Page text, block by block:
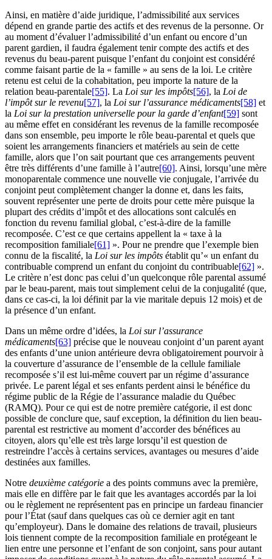
Ainsi, en matière d’aide juridique, l’admissibilité aux services
dépend en grande partie des actifs et des revenus de la personne. Or
au moment d’évaluer l’admissibilité d’un enfant ou encore d’un
parent gardien, il faudra également tenir compte des actifs et des
revenus du beau-parent puisque l’enfant du conjoint est considéré
comme faisant partie de la « famille » au sens de la loi. Le critère
retenu est celui de la cohabitation, peu importe la nature de la
relation beau-parentale[55]. La Loi sur les impôts[56], la Loi de
l’impôt sur le revenu[57], la Loi sur l’assurance médicaments[58] et
la Loi sur la prestation universelle pour la garde d’enfant[59] sont
au même effet en considérant les revenus de la famille recomposée
dans son ensemble, peu importe le rôle beau-parental et quels que
soient les arrangements financiers et matériels au sein de cette
famille, alors que l’on sait pourtant que ces arrangements peuvent
être très différents d’une famille à l’autre[60]. Ainsi, lorsqu’une mère
monoparentale commence une nouvelle vie conjugale, l’arrivée du
conjoint peut complètement changer la donne et, dans les faits,
souvent représenter une perte de droits pour cette mère puisque la
plupart des crédits d’impôt et des allocations sont calculés en
fonction du revenu familial global, c’est-à-dire de la famille
recomposée. C’est ce que certains appellent la « taxe à la
recomposition familiale[61] ». Pour ne prendre que l’exemple bien
connu de la fiscalité, la Loi sur les impôts établit qu’« un enfant du
contribuable comprend un enfant du conjoint du contribuable[62] ».
Le critère n’est donc pas celui d’un quelconque rôle parental assumé
par le beau-parent, mais tout simplement celui de la conjugalité (que,
dans ce cas-ci, la loi définit par la vie maritale depuis 12 mois) et de
la présence d’un enfant.
Dans un même ordre d’idées, la Loi sur l’assurance
médicaments[63] précise que le nouveau conjoint d’un parent ayant
des enfants d’une union antérieure devra obligatoirement pourvoir à
la couverture d’assurance de l’ensemble de la cellule familiale
recomposée s’il est lui-même couvert par un régime d’assurance
privée. Le parent légal et ses enfants perdent ainsi le bénéfice du
régime public de la Régie de l’assurance maladie du Québec
(RAMQ). Pour ce qui est de notre première catégorie, il est donc
possible de conclure que, sauf exception, la définition du lien beau-
parental est restrictive au moment d’accorder des bénéfices au
citoyen, alors qu’elle est très large lorsqu’il est question de
restreindre l’accès à certains services, avantages ou mesures d’aide
destinées aux familles.
Notre deuxième catégorie a des points communs avec la première,
mais elle en diffère par le fait que les avantages accordés par la loi
ou le règlement ne représentent pas en principe un fardeau financier
pour l’État (sauf dans quelques cas où ce dernier agit en tant
qu’employeur). Dans le domaine des relations de travail, plusieurs
lois tiennent compte de la recomposition familiale en protégeant le
lien entre une personne et l’enfant de son conjoint, sans pour autant